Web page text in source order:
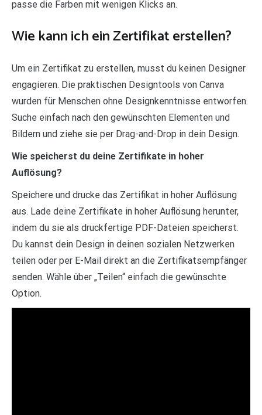
passe die Farben mit wenigen Klicks an.
Wie kann ich ein Zertifikat erstellen?
Um ein Zertifikat zu erstellen, musst du keinen Designer
engagieren. Die praktischen Designtools von Canva
wurden für Menschen ohne Designkenntnisse entworfen.
Suche einfach nach den gewünschten Elementen und
Bildern und ziehe sie per Drag-and-Drop in dein Design.
Wie speicherst du deine Zertifikate in hoher
Auflösung?
Speichere und drucke das Zertifikat in hoher Auflösung
aus. Lade deine Zertifikate in hoher Auflösung herunter,
indem du sie als druckfertige PDF-Dateien speicherst.
Du kannst dein Design in deinen sozialen Netzwerken
teilen oder per E-Mail direkt an die Zertifikatsempfänger
senden. Wähle über „Teilen“ einfach die gewünschte
Option.